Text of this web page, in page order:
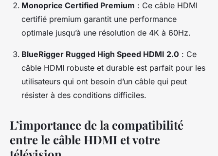
Monoprice Certified Premium : Ce câble HDMI
certifié premium garantit une performance
optimale jusqu’à une résolution de 4K à 60Hz.
BlueRigger Rugged High Speed HDMI 2.0 : Ce
câble HDMI robuste et durable est parfait pour les
utilisateurs qui ont besoin d’un câble qui peut
résister à des conditions difficiles.
L’importance de la compatibilité
entre le câble HDMI et votre